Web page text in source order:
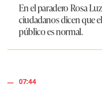
En el paraderoRosa Luz
ciudadanos dicen que
público es normal.
07:44